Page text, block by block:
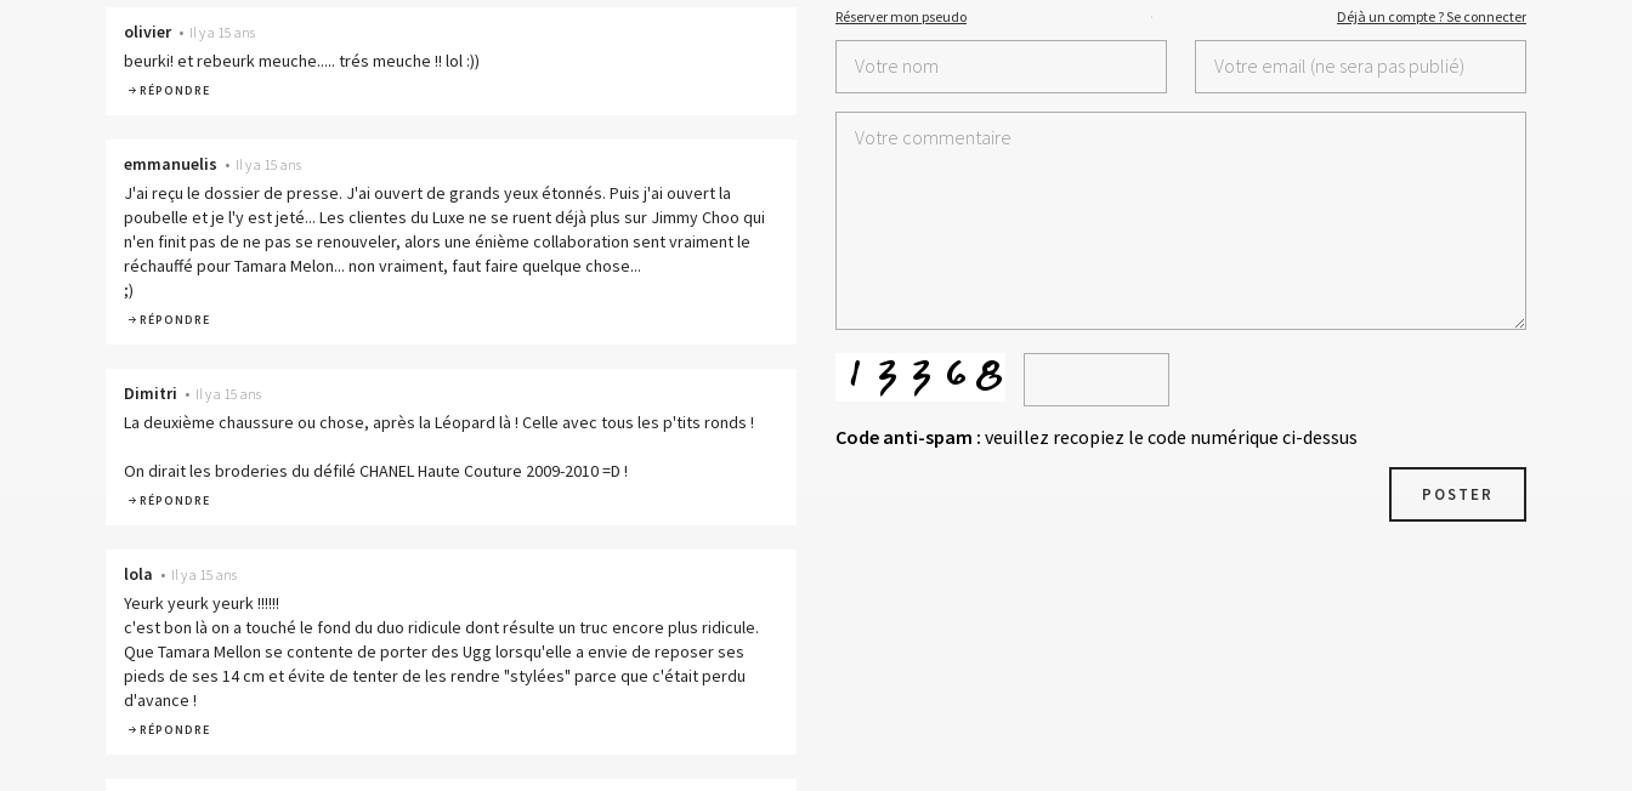
olivier • Il y a 15 ans
beurki! et rebeurk meuche..... trés meuche !! lol :))
RÉPONDRE
emmanuelis • Il y a 15 ans
J'ai reçu le dossier de presse. J'ai ouvert de grands yeux étonnés. Puis j'ai ouvert la
poubelle et je l'y est jeté... Les clientes du Luxe ne se ruent déjà plus sur Jimmy Choo qui
n'en finit pas de ne pas se renouveler, alors une énième collaboration sent vraiment le
réchauffé pour Tamara Melon... non vraiment, faut faire quelque chose...
;)
RÉPONDRE
Dimitri • Il y a 15 ans
La deuxième chaussure ou chose, après la Léopard là ! Celle avec tous les p'tits ronds !
On dirait les broderies du défilé CHANEL Haute Couture 2009-2010 =D !
RÉPONDRE
lola • Il y a 15 ans
Yeurk yeurk yeurk !!!!!!
c'est bon là on a touché le fond du duo ridicule dont résulte un truc encore plus ridicule.
Que Tamara Mellon se contente de porter des Ugg lorsqu'elle a envie de reposer ses
pieds de ses 14 cm et évite de tenter de les rendre "stylées" parce que c'était perdu
d'avance !
RÉPONDRE
Réserver mon pseudo · Déjà un compte ? Se connecter
Code anti-spam : veuillez recopiez le code numérique ci-dessus
POSTER